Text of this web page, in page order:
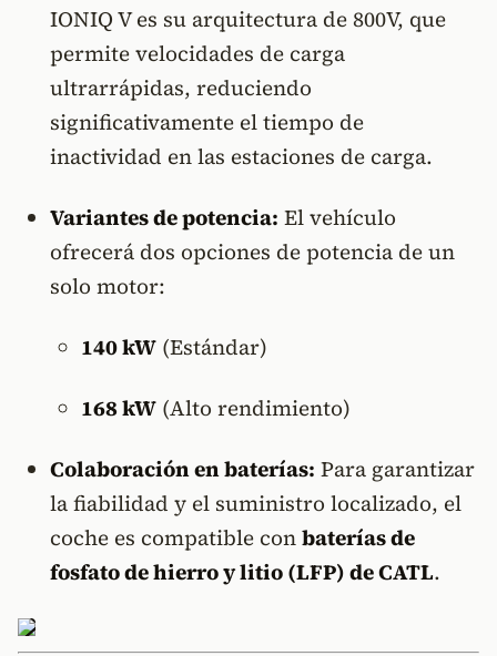
IONIQ V es su arquitectura de 800V, que
permite velocidades de carga
ultrarrápidas, reduciendo
significativamente el tiempo de
inactividad en las estaciones de carga.
Variantes de potencia: El vehículo
ofrecerá dos opciones de potencia de un
solo motor:
140 kW (Estándar)
168 kW (Alto rendimiento)
Colaboración en baterías: Para garantizar
la fiabilidad y el suministro localizado, el
coche es compatible conbaterías de
fosfato de hierro y litio (LFP) de CATL.